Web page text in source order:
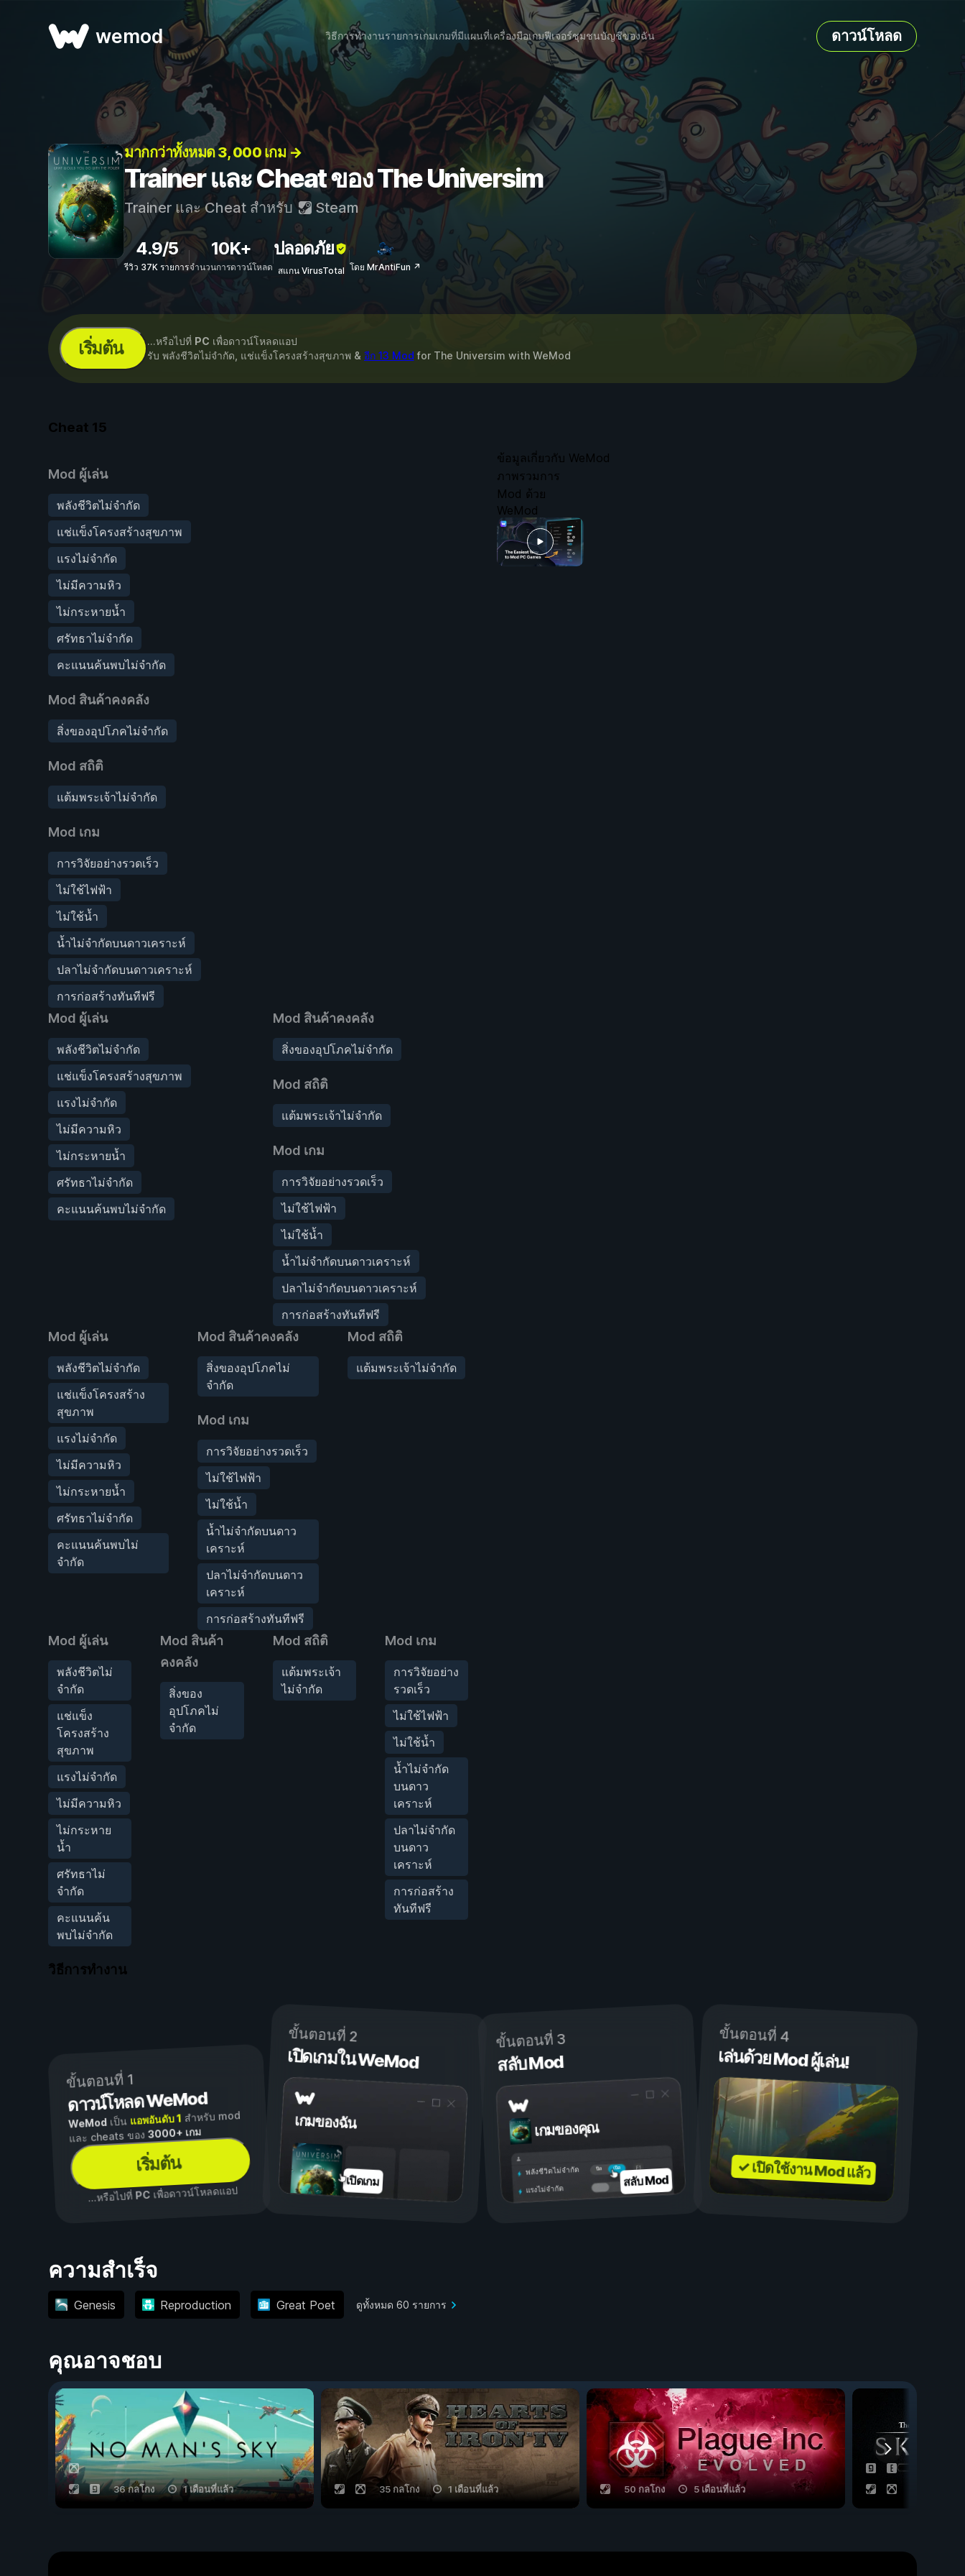
wemod วิธีการทำงานรายการเกมเกมที่มีแผนที่เครื่องมือเกมฟีเจอร์ชุมชนบัญชีของฉัน ดาวน์โหลด
มากกว่าทั้งหมด 3, 000 เกม →
Trainer และ Cheat ของ The Universim
Trainer และ Cheat สำหรับ Steam
4.9/5
รีวิว 37K รายการ
10K+
จำนวนการดาวน์โหลด
ปลอดภัย
สแกน VirusTotal โดย MrAntiFun ↗
เริ่มต้น ...หรือไปที่ PC เพื่อดาวน์โหลดแอป
รับ พลังชีวิตไม่จำกัด, แช่แข็งโครงสร้างสุขภาพ & อีก 13 Mod for The Universim with WeMod
Cheat 15
Mod ผู้เล่น
พลังชีวิตไม่จำกัด
แช่แข็งโครงสร้างสุขภาพ
แรงไม่จำกัด
ไม่มีความหิว
ไม่กระหายน้ำ
ศรัทธาไม่จำกัด
คะแนนค้นพบไม่จำกัด
Mod สินค้าคงคลัง
สิ่งของอุปโภคไม่จำกัด
Mod สถิติ
แต้มพระเจ้าไม่จำกัด
Mod เกม
การวิจัยอย่างรวดเร็ว
ไม่ใช้ไฟฟ้า
ไม่ใช้น้ำ
น้ำไม่จำกัดบนดาวเคราะห์
ปลาไม่จำกัดบนดาวเคราะห์
การก่อสร้างทันทีฟรี
Mod ผู้เล่น
พลังชีวิตไม่จำกัด
แช่แข็งโครงสร้างสุขภาพ
แรงไม่จำกัด
ไม่มีความหิว
ไม่กระหายน้ำ
ศรัทธาไม่จำกัด
คะแนนค้นพบไม่จำกัด
Mod สินค้าคงคลัง
สิ่งของอุปโภคไม่จำกัด
Mod สถิติ
แต้มพระเจ้าไม่จำกัด
Mod เกม
การวิจัยอย่างรวดเร็ว
ไม่ใช้ไฟฟ้า
ไม่ใช้น้ำ
น้ำไม่จำกัดบนดาวเคราะห์
ปลาไม่จำกัดบนดาวเคราะห์
การก่อสร้างทันทีฟรี
Mod ผู้เล่น
พลังชีวิตไม่จำกัด
แช่แข็งโครงสร้าง
สุขภาพ
แรงไม่จำกัด
ไม่มีความหิว
ไม่กระหายน้ำ
ศรัทธาไม่จำกัด
คะแนนค้นพบไม่
จำกัด
Mod สินค้าคงคลัง
สิ่งของอุปโภคไม่
จำกัด
Mod เกม
การวิจัยอย่างรวดเร็ว
ไม่ใช้ไฟฟ้า
ไม่ใช้น้ำ
น้ำไม่จำกัดบนดาว
เคราะห์
ปลาไม่จำกัดบนดาว
เคราะห์
การก่อสร้างทันทีฟรี
Mod สถิติ
แต้มพระเจ้าไม่จำกัด
Mod ผู้เล่น
พลังชีวิตไม่
จำกัด
แช่แข็ง
โครงสร้าง
สุขภาพ
แรงไม่จำกัด
ไม่มีความหิว
ไม่กระหาย
น้ำ
ศรัทธาไม่
จำกัด
คะแนนค้น
พบไม่จำกัด
Mod สินค้า
คงคลัง
สิ่งของ
อุปโภคไม่
จำกัด
Mod สถิติ
แต้มพระเจ้า
ไม่จำกัด
Mod เกม
การวิจัยอย่าง
รวดเร็ว
ไม่ใช้ไฟฟ้า
ไม่ใช้น้ำ
น้ำไม่จำกัด
บนดาว
เคราะห์
ปลาไม่จำกัด
บนดาว
เคราะห์
การก่อสร้าง
ทันทีฟรี
ข้อมูลเกี่ยวกับ WeMod
ภาพรวมการ
Mod ด้วย
WeMod
วิธีการทำงาน
ขั้นตอนที่ 1
ดาวน์โหลด WeMod
WeModเป็น แอพอันดับ 1 สำหรับ mod
และ cheats ของ3000+ เกม
เริ่มต้น
...หรือไปที่ PCเพื่อดาวน์โหลดแอป
ขั้นตอนที่ 2
เปิดเกมใน WeMod
เกมของฉัน
เปิดเกม
ขั้นตอนที่ 3
สลับ Mod
เกมของคุณ
เปิด
ปิด
พลังชีวิตไม่จำกัด
แรงไม่จำกัด สลับ Mod
ขั้นตอนที่ 4
เล่นด้วย Mod ผู้เล่น!
✓ เปิดใช้งาน Mod แล้ว
ความสำเร็จ
Genesis Reproduction Great Poet ดูทั้งหมด 60 รายการ
คุณอาจชอบ
36 กลโกง 1 เดือนที่แล้ว 35 กลโกง 1 เดือนที่แล้ว 50 กลโกง 5 เดือนที่แล้ว